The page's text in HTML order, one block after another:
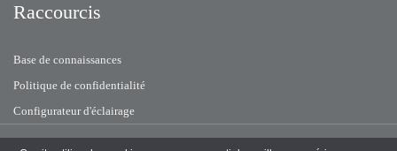
Raccourcis
Base de connaissances
Politique de confidentialité
Configurateur d'éclairage